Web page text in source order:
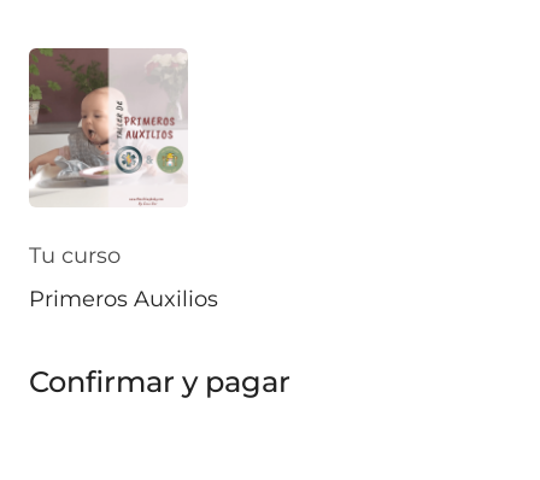
Tu curso
Primeros Auxilios
Confirmar y pagar